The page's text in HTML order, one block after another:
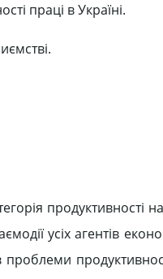
праці в Україні.
продуктивності
усіх агентів